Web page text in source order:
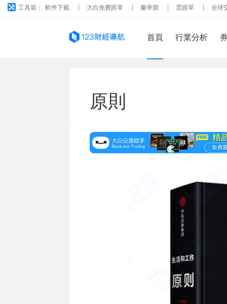
工具箱： 軟件下載 大白免費跟單 彙率寶 雲跟單 全球
首頁 行業分析
原則